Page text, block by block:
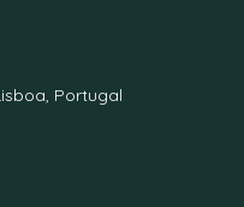
Portugal